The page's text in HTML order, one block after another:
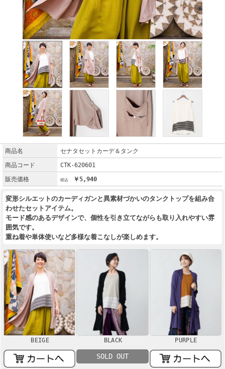
商品名
セナタセットカーデ＆タンク
商品コード
CTK-620601
販売価格
￥5,940
変形シルエットのカーディガンと異素材づかいのタンクトップを組み合
わせたセットアイテム。
モード感のあるデザインで、個性を引き立てながらも取り入れやすい雰
囲気です。
重ね着や単体使いなど多様な着こなしが楽しめます。
BEIGE BLACK
SOLD OUT
PURPLE